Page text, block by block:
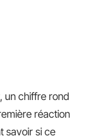
un chiffre rond
réaction
savoir si ce